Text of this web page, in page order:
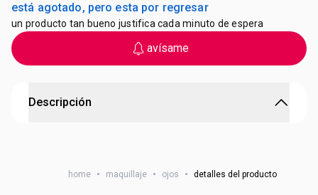
está agotado, pero esta por regresar
un producto tan bueno justifica cada minuto de espera
avísame
Descripción
Hasta 3 días de duración para que restista días sin
home • maquillaje • ojos • detalles del producto